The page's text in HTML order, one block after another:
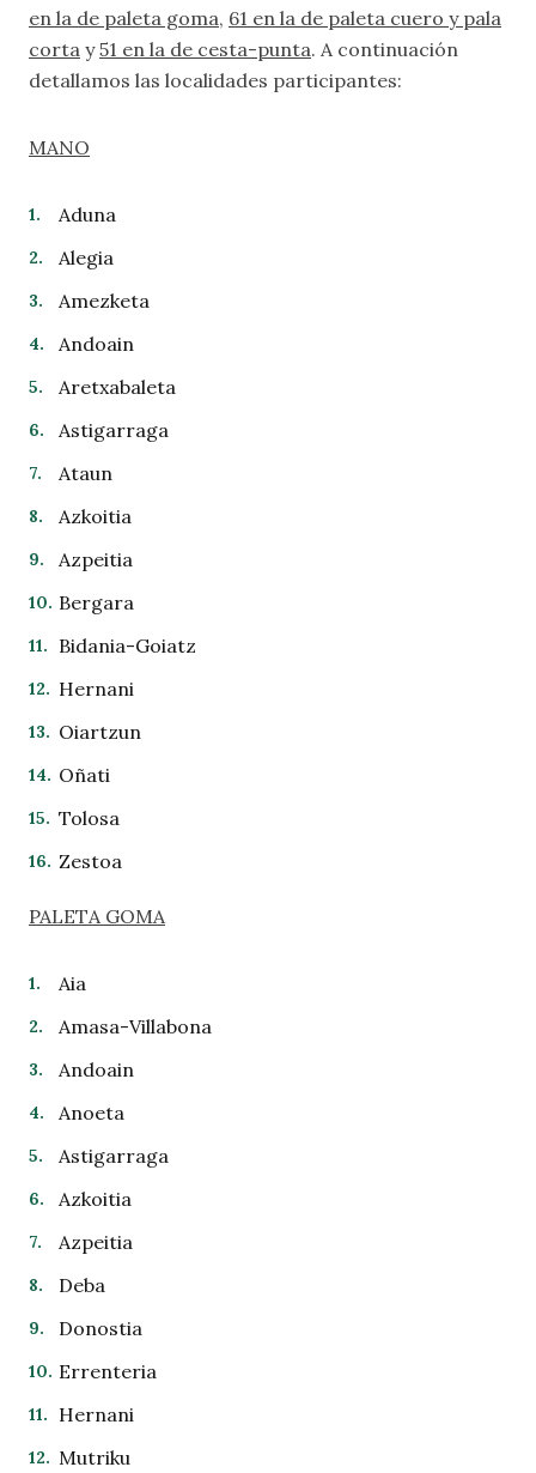
en la de paleta goma, 61 en la de paleta cuero y pala
corta y51 en la de cesta-punta. A continuación
detallamos las localidades participantes:
MANO
Aduna
Alegia
Amezketa
Andoain
Aretxabaleta
Astigarraga
Ataun
Azkoitia
Azpeitia
Bergara
Bidania-Goiatz
Hernani
Oiartzun
Oñati
Tolosa
Zestoa
PALETA GOMA
Aia
Amasa-Villabona
Andoain
Anoeta
Astigarraga
Azkoitia
Azpeitia
Deba
Donostia
Errenteria
Hernani
Mutriku